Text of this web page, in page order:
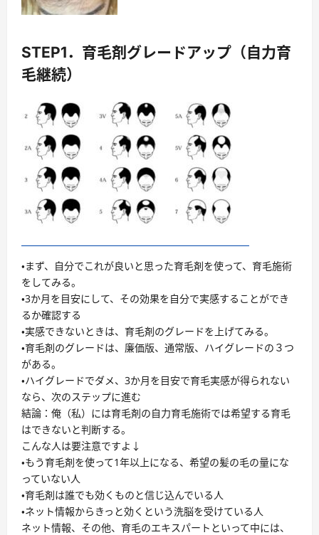
STEP1．育毛剤グレードアップ（自力育
毛継続）
・まず、自分でこれが良いと思った育毛剤を使って、育毛施術
をしてみる。
・3か月を目安にして、その効果を自分で実感することができ
るか確認する
・実感できないときは、育毛剤のグレードを上げてみる。
・育毛剤のグレードは、廉価版、通常版、ハイグレードの３つ
がある。
・ハイグレードでダメ、3か月を目安で育毛実感が得られない
なら、次のステップに進む
結論：俺（私）には育毛剤の自力育毛施術では希望する育毛
はできないと判断する。
こんな人は要注意ですよ↓
・もう育毛剤を使って1年以上になる、希望の髪の毛の量にな
っていない人
・育毛剤は誰でも効くものと信じ込んでいる人
・ネット情報からきっと効くという洗脳を受けている人
ネット情報、その他、育毛のエキスパートといって中には、